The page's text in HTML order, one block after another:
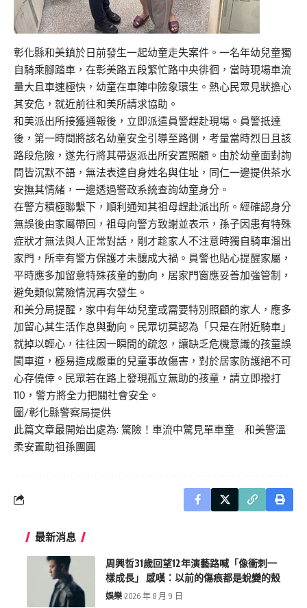
彰化縣和美鎮於日前發生一起幼童走失案件。一名年幼兒童獨
自騎乘腳踏車，在彰美路五段繁忙路中央徘徊，當時現場車流
量大且車速極快，幼童在車陣中險象環生。熱心民眾見狀擔心
其安危，就近前往和美所請求協助。
和美派出所接獲通報後，立即派遣員警趕赴現場。員警抵達
後，第一時間將該名幼童安全引導至路側，考量當時烈日且該
路段危險，遂先行將其帶返派出所安置照顧。由於幼童面對詢
問皆沉默不語，無法表達自身姓名與住址，同仁一邊提供茶水
安撫其情緒，一邊透過警政系統查詢幼童身分。
在警方積極聯繫下，順利通知其祖母趕赴派出所。經確認身分
無誤後由家屬帶回，祖母向警方致謝並表示，孫子因患有特殊
症狀才無法與人正常對話，剛才趁家人不注意時獨自騎車溜出
家門，所幸有警方保護才未釀成大禍。員警也貼心提醒家屬，
平時應多加留意特殊孩童的動向，居家門窗應妥善加強管制，
避免類似驚險情況再次發生。
和美分局提醒，家中有年幼兒童或需要特別照顧的家人，應多
加留心其生活作息與動向。民眾切莫認為「只是在附近騎車」
就掉以輕心，往往因一瞬間的疏忽，讓缺乏危機意識的孩童誤
闖車道，極易造成嚴重的兒童事故傷害，對於居家防護絕不可
心存僥倖。民眾若在路上發現孤立無助的孩童，請立即撥打
110，警方將全力把關社會安全。
圖/彰化縣警察局提供
此篇文章最開始出處為: 驚險！車流中驚見單車童 和美警溫
柔安置助祖孫團圓
最新消息
周興哲31歲回望12年演藝路喊「像衝刺一
樣成長」 感嘆：以前的傷痕都是蛻變的殼
娛樂 2026 年 8 月 9 日